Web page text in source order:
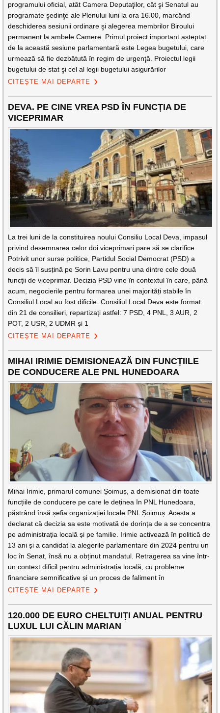
programului oficial, atât Camera Deputaţilor, cât şi Senatul au
programate şedinţe ale Plenului luni la ora 16.00, marcând
deschiderea sesiunii ordinare şi alegerea membrilor Biroului
permanent la ambele Camere. Primul proiect important așteptat
de la această sesiune parlamentară este Legea bugetului, care
urmează să fie dezbătută în regim de urgenţă. Proiectul legii
bugetului de stat şi cel al legii bugetului asigurărilor
CITEȘTE MAI DEPARTE
DEVA. PE CINE VREA PSD ÎN FUNCȚIA DE
VICEPRIMAR
La trei luni de la constituirea noului Consiliu Local Deva, impasul
privind desemnarea celor doi viceprimari pare să se clarifice.
Potrivit unor surse politice, Partidul Social Democrat (PSD) a
decis să îl susțină pe Sorin Lavu pentru una dintre cele două
funcții de viceprimar. Decizia PSD vine în contextul în care, până
acum, negocierile pentru formarea unei majorități stabile în
Consiliul Local au fost dificile. Consiliul Local Deva este format
din 21 de consilieri, repartizați astfel: 7 PSD, 4 PNL, 3 AUR, 2
POT, 2 USR, 2 UDMR și 1
CITEȘTE MAI DEPARTE
MIHAI IRIMIE DEMISIONEAZĂ DIN FUNCȚIILE
DE CONDUCERE ALE PNL HUNEDOARA
Mihai Irimie, primarul comunei Șoimuș, a demisionat din toate
funcțiile de conducere pe care le deținea în PNL Hunedoara,
păstrând însă șefia organizației locale PNL Șoimuș. Acesta a
declarat că decizia sa este motivată de dorința de a se concentra
pe administrația locală și pe familie. Irimie activează în politică de
13 ani și a candidat la alegerile parlamentare din 2024 pentru un
loc în Senat, însă nu a obținut mandatul. Retragerea sa vine într-
un context dificil pentru administrația locală, cu probleme
financiare semnificative și un proces de faliment în
CITEȘTE MAI DEPARTE
120.000 DE EURO CHELTUIȚI ANUAL PENTRU
LUXUL LUI CĂLIN MARIAN